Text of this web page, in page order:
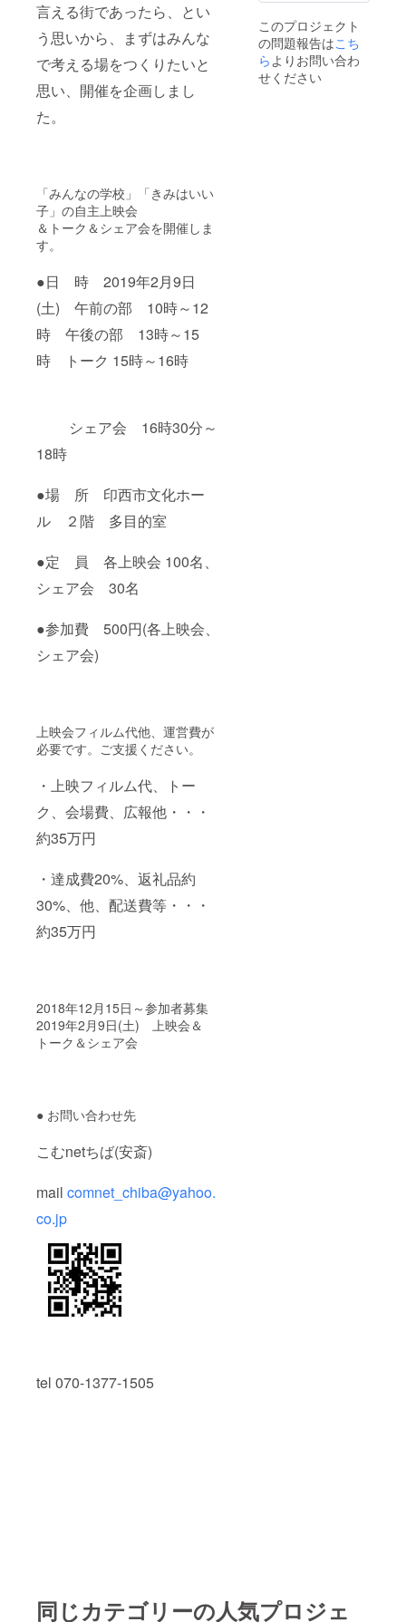
言える街であったら、とい
う思いから、まずはみんな
で考える場をつくりたいと
思い、開催を企画しまし
た。
「みんなの学校」「きみはいい
子」の自主上映会
＆トーク＆シェア会を開催しま
す。
●日 時 2019年2月9日
(土) 午前の部 10時～12
時 午後の部 13時～15
時 トーク 15時～16時
シェア会 16時30分～
18時
●場 所 印西市文化ホー
ル ２階 多目的室
●定 員 各上映会 100名、
シェア会 30名
●参加費 500円(各上映会、
シェア会)
上映会フィルム代他、運営費が
必要です。ご支援ください。
・上映フィルム代、トー
ク、会場費、広報他・・・
約35万円
・達成費20%、返礼品約
30%、他、配送費等・・・
約35万円
2018年12月15日～参加者募集
2019年2月9日(土) 上映会＆
トーク＆シェア会
● お問い合わせ先
こむnetちば(安斎)
mail comnet_chiba@yahoo.
co.jp
tel 070-1377-1505
このプロジェクト
の問題報告はこち
ら よりお問い合わ
せください
同じカテゴリーの人気プロジェ